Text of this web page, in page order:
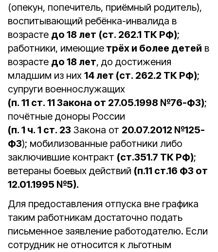
(опекун, попечитель, приёмный родитель),
воспитывающий ребёнка-инвалида в
возрасте до 18 лет (ст. 262.1 ТК РФ);
работники, имеющие трёх и более детей в
возрасте до 18 лет, до достижения
младшим из них 14 лет (ст. 262.2 ТК РФ);
супруги военнослужащих
(п. 11 ст. 11 Закона от 27.05.1998 №76-ФЗ);
почётные доноры России
(п. 1 ч. 1 ст. 23 Закона от 20.07.2012 №125-
ФЗ); мобилизованные работники либо
заключившие контракт (ст.351.7 ТК РФ);
ветераны боевых действий (п.11 ст.16 ФЗ от
12.01.1995 №5).
Для предоставления отпуска вне графика
таким работникам достаточно подать
письменное заявление работодателю. Если
сотрудник не относится к льготным